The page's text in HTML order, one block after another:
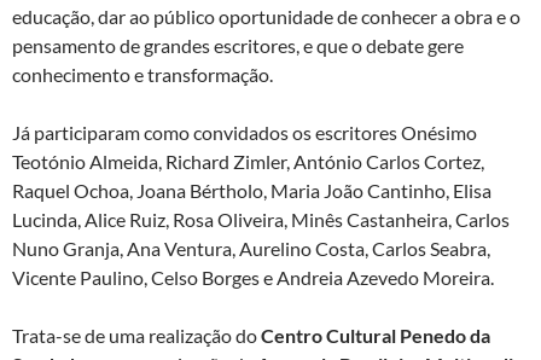
educação, dar ao público oportunidade de conhecer a obra e o
pensamento de grandes escritores, e que o debate gere
conhecimento e transformação.
Já participaram como convidados os escritores Onésimo
Teotónio Almeida, Richard Zimler, António Carlos Cortez,
Raquel Ochoa, Joana Bértholo, Maria João Cantinho, Elisa
Lucinda, Alice Ruiz, Rosa Oliveira, Minês Castanheira, Carlos
Nuno Granja, Ana Ventura, Aurelino Costa, Carlos Seabra,
Vicente Paulino, Celso Borges e Andreia Azevedo Moreira.
Trata-se de uma realização doCentro Cultural Penedo da